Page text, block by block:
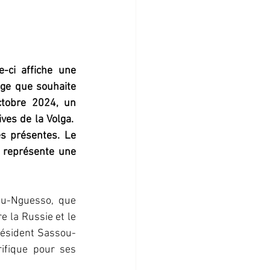
ci affiche une
que souhaite
2024, un
de la Volga.
présentes. Le
une
Nguesso, que
la Russie et le
Sassou-
pour ses